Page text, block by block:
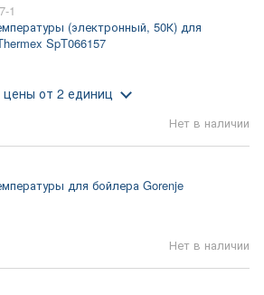
1
(электронный, 50К) для
SpT066157
Нет в наличии
цены от 2 единиц
для бойлера Gorenje
Нет в наличии